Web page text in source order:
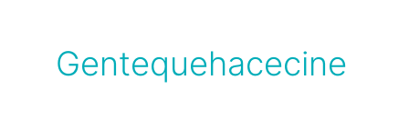
Gentequehacecine